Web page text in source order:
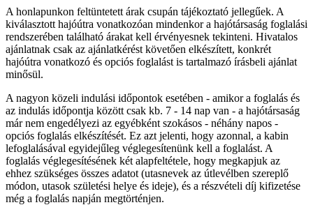
A honlapunkon feltüntetett árak csupán tájékoztató jellegűek. A
kiválasztott hajóútra vonatkozóan mindenkor a hajótársaság foglalási
rendszerében található árakat kell érvényesnek tekinteni. Hivatalos
ajánlatnak csak az ajánlatkérést követően elkészített, konkrét
hajóútra vonatkozó és opciós foglalást is tartalmazó írásbeli ajánlat
minősül.
A nagyon közeli indulási időpontok esetében - amikor a foglalás és
az indulás időpontja között csak kb. 7 - 14 nap van - a hajótársaság
már nem engedélyezi az egyébként szokásos - néhány napos -
opciós foglalás elkészítését. Ez azt jelenti, hogy azonnal, a kabin
lefoglalásával egyidejűleg véglegesítenünk kell a foglalást. A
foglalás véglegesítésének két alapfeltétele, hogy megkapjuk az
ehhez szükséges összes adatot (utasnevek az útlevélben szereplő
módon, utasok születési helye és ideje), és a részvételi díj kifizetése
még a foglalás napján megtörténjen.